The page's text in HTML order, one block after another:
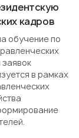
кадров
обучение по
в рамках